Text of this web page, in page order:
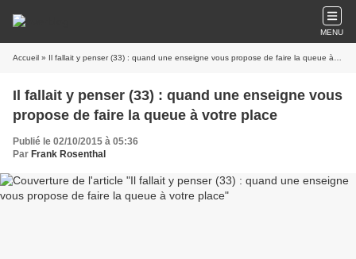
MENU
Accueil » Il fallait y penser (33) : quand une enseigne vous propose de faire la queue à votre place
Il fallait y penser (33) : quand une enseigne vous
propose de faire la queue à votre place
Publié le 02/10/2015 à 05:36
Par Frank Rosenthal